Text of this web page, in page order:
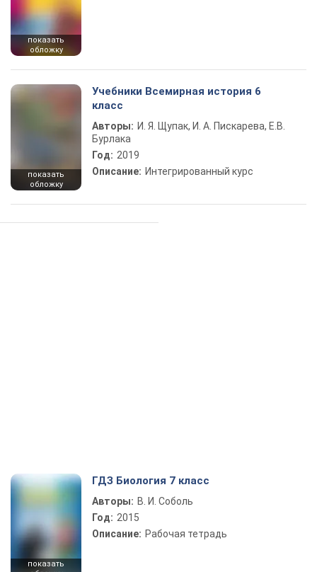
показать
обложку
показать
обложку
Учебники Всемирная история 6
класс
Авторы: И. Я. Щупак, И. А. Пискарева, Е.В.
Бурлака
Год: 2019
Описание: Интегрированный курс
показать
ГДЗ Биология 7 класс
Авторы: В. И. Соболь
Год: 2015
Описание: Рабочая тетрадь